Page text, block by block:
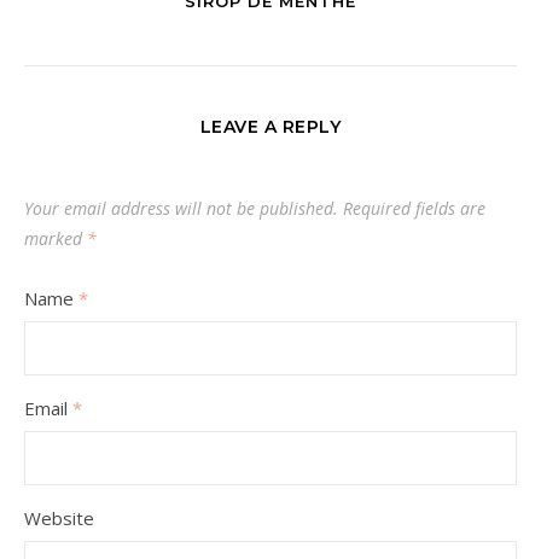
LEAVE A REPLY
Your email address will not be published. Required fields are
marked *
Name *
Email *
Website